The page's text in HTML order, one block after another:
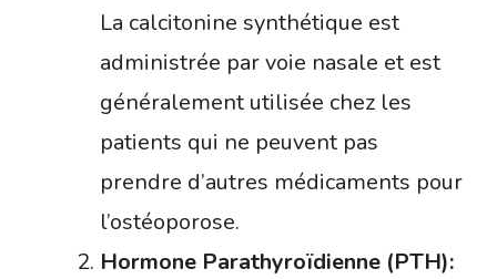
La calcitonine synthétique est
administrée par voie nasale et est
généralement utilisée chez les
patients qui ne peuvent pas
prendre d’autres médicaments pour
l’ostéoporose.
Hormone Parathyroïdienne (PTH):